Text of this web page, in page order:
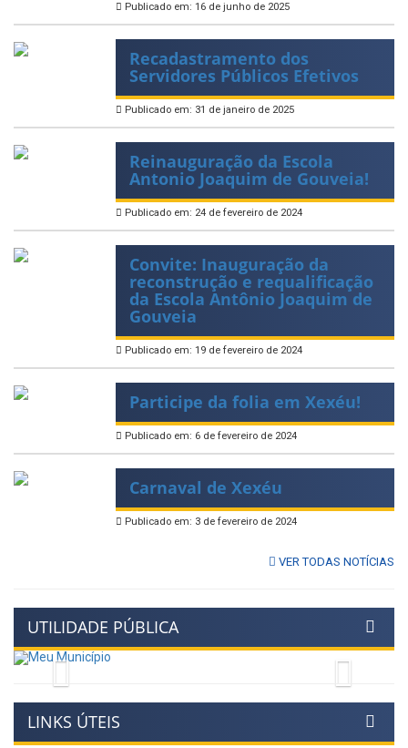
Publicado em: 16 de junho de 2025
Recadastramento dos
Servidores Públicos Efetivos
Publicado em: 31 de janeiro de 2025
Reinauguração da Escola
Antonio Joaquim de Gouveia!
Publicado em: 24 de fevereiro de 2024
Convite: Inauguração da
reconstrução e requalificação
da Escola Antônio Joaquim de
Gouveia
Publicado em: 19 de fevereiro de 2024
Participe da folia em Xexéu!
Publicado em: 6 de fevereiro de 2024
Carnaval de Xexéu
Publicado em: 3 de fevereiro de 2024
VER TODAS NOTÍCIAS
UTILIDADE PÚBLICA
Previous
LINKS ÚTEIS